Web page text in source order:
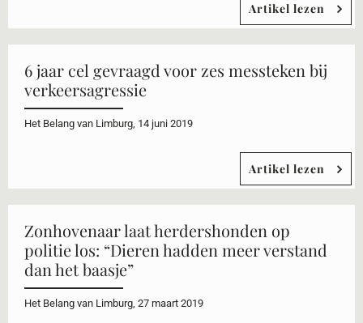
Artikel lezen
6 jaar cel gevraagd voor zes messteken bij
verkeersagressie
Het Belang van Limburg, 14 juni 2019
Artikel lezen
Zonhovenaar laat herdershonden op
politie los: “Dieren hadden meer verstand
dan het baasje”
Het Belang van Limburg, 27 maart 2019